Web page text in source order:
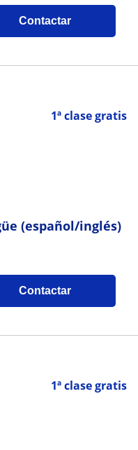
Contactar
1ª clase gratis
(español/inglés)
Contactar
1ª clase gratis